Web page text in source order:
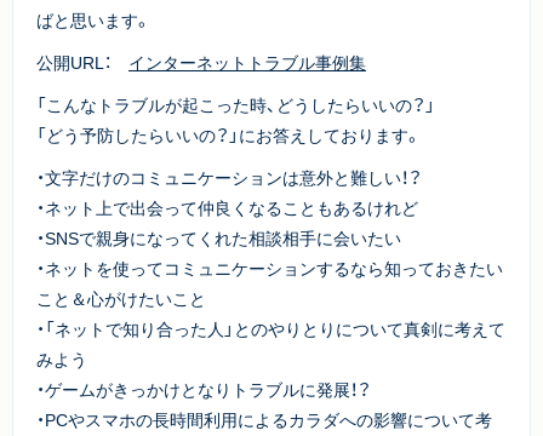
ばと思います。
公開URL： インターネットトラブル事例集
「こんなトラブルが起こった時、どうしたらいいの？」
「どう予防したらいいの？」にお答えしております。
・文字だけのコミュニケーションは意外と難しい！？
・ネット上で出会って仲良くなることもあるけれど
・SNSで親身になってくれた相談相手に会いたい
・ネットを使ってコミュニケーションするなら知っておきたい
こと＆心がけたいこと
・「ネットで知り合った人」とのやりとりについて真剣に考えて
みよう
・ゲームがきっかけとなりトラブルに発展！？
・PCやスマホの長時間利用によるカラダへの影響について考